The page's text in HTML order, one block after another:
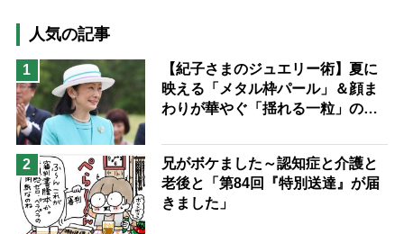
猫が母になつきません
息子の遠距離介護サバイバル術
兄がボケました
便利なサービス
予防法
人気の記事
1
【紀子さまのジュエリー術】夏に
映える「メタル枠パール」＆顔ま
わりが華やぐ「揺れる一粒」の使
2
兄がボケました～認知症と介護と
老後と「第84回『特別送達』が届
きました」